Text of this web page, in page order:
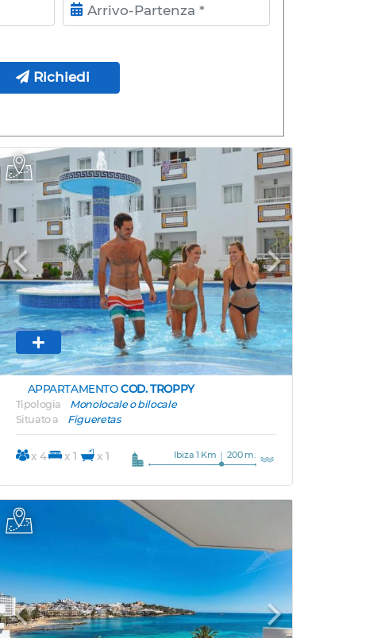
Arrivo-Partenza
Richiedi
Previous Next
APPARTAMENTOCOD. TROPPY
Tipologia
Monolocale o bilocale
Situato a
Figueretas
x 4 x 1 x 1 Ibiza 1 Km 200 m.
Previous Next